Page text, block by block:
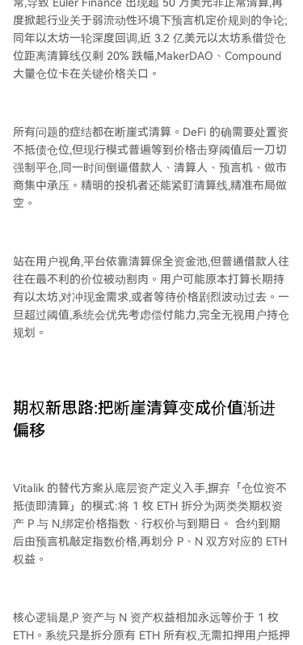
度掀起行业关于弱流动性环境下预言机定价规则的争论;
同年以太坊一轮深度回调,近 3.2 亿美元以太坊系借贷仓
位距离清算线仅剩 20% 跌幅,MakerDAO、Compound
大量仓位卡在关键价格关口。
所有问题的症结都在断崖式清算。DeFi 的确需要处置资
不抵债仓位,但现行模式普遍等到价格击穿阈值后一刀切
强制平仓,同一时间倒逼借款人、清算人、预言机、做市
商集中承压。精明的投机者还能紧盯清算线,精准布局做
空。
站在用户视角,平台依靠清算保全资金池,但普通借款人往
往在最不利的价位被动割肉。用户可能原本打算长期持
有以太坊,对冲现金需求,或者等待价格剧烈波动过去。一
旦超过阈值,系统会优先考虑偿付能力,完全无视用户持仓
规划。
期权新思路:把断崖清算变成价值渐进
偏移
Vitalik 的替代方案从底层资产定义入手,摒弃「仓位资不
抵债即清算」的模式:将 1 枚 ETH 拆分为两类类期权资
产 P 与 N,绑定价格指数、行权价与到期日。 合约到期
后由预言机敲定指数价格,再划分 P、N 双方对应的 ETH
权益。
核心逻辑是,P 资产与 N 资产权益相加永远等价于 1 枚
ETH。系统只是拆分原有 ETH 所有权,无需扣押用户抵押